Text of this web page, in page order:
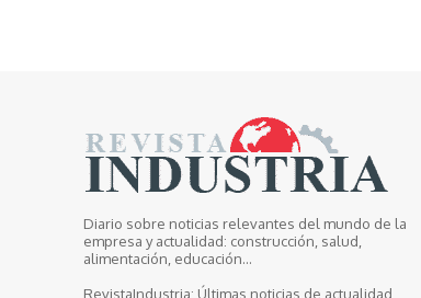
Diario sobre noticias relevantes del mundo de la
empresa y actualidad: construcción, salud,
alimentación, educación...
RevistaIndustria: Últimas noticias de actualidad